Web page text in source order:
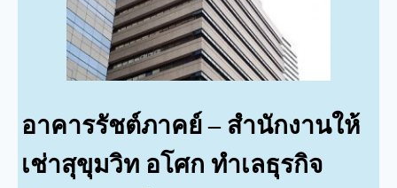
อาคารรัชต์ภาคย์ – สำนักงานให้
เช่าสุขุมวิท อโศก ทำเลธุรกิจ